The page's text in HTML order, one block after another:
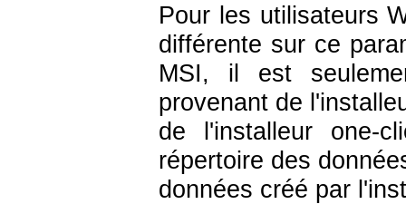
Pour les utilisateurs
différente sur ce
MSI, il est
provenant de
de l'installeur one-
répertoire des
données créé par